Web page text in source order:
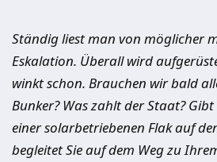
Ständig liest man von möglicher
Eskalation. Überall wird
winkt schon. Brauchen wir bald
Bunker? Was zahlt der Staat? Gibt
einer solarbetriebenen Flak auf
begleitet Sie auf dem Weg zu